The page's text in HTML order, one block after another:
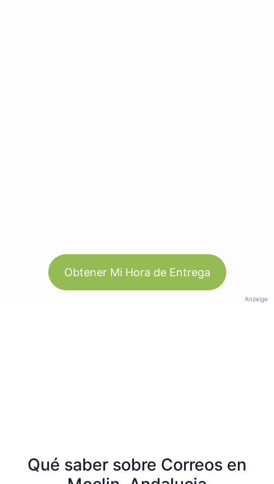
Obtener Mi Hora de Entrega
Anzeige
Qué saber sobre Correos en